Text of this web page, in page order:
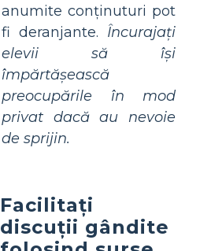
anumite conținuturi pot
fi deranjante. Încurajați
elevii să își
împărtășească
preocupările în mod
privat dacă au nevoie
de sprijin.
Facilitați
discuții gândite